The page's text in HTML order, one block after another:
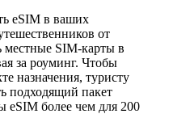
eSIM в ваших
от
местные SIM-карты в
за роуминг. Чтобы
назначения, туристу
подходящий пакет
eSIM более чем для 200